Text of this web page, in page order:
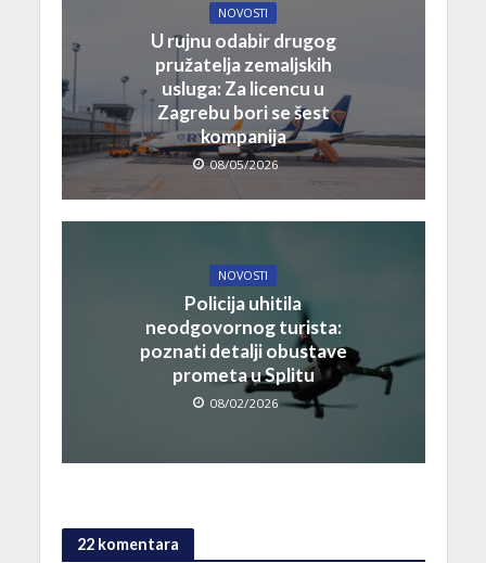
NOVOSTI
U rujnu odabir drugog
pružatelja zemaljskih
usluga: Za licencu u
Zagrebu bori se šest
kompanija
08/05/2026
NOVOSTI
Policija uhitila
neodgovornog turista:
poznati detalji obustave
prometa u Splitu
08/02/2026
22 komentara